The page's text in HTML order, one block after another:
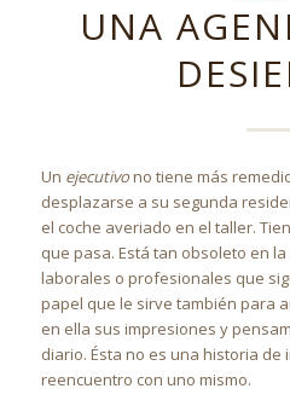
UNA
Un ejecutivono tiene más
desplazarse a su segunda
el coche averiado en el taller.
que pasa. Está tan obsoleto en
laborales o profesionales que
papel que le sirve también para
en ella sus impresiones y
diario. Ésta no es una historia
reencuentro con uno mismo.